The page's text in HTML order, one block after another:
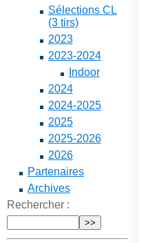
Sélections CL
(3 tirs)
2023
2023-2024
Indoor
2024
2024-2025
2025
2025-2026
2026
Partenaires
Archives
Rechercher :